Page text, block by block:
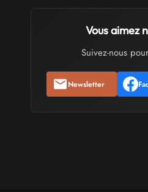
Vous aimez
Suivez-nous
Newsletter